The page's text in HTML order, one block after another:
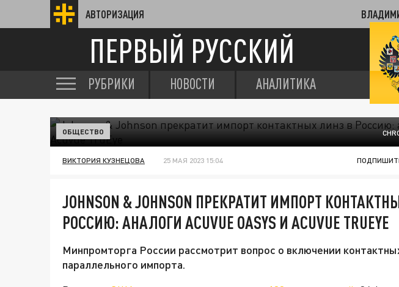
АВТОРИЗАЦИЯ
ПЕРВЫЙ РУССКИЙ
РУБРИКИ НОВОСТИ АНАЛИТИКА
ОБЩЕСТВО
ВИКТОРИЯ КУЗНЕЦОВА 25 МАЯ 2023 15:04
JOHNSON & JOHNSON ПРЕКРАТИТ ИМПОРТ
РОССИЮ: АНАЛОГИ АCUVUE OASYS И ACUVUE TRUEYE
Минпромторга России рассмотрит вопрос о включении
параллельного импорта.